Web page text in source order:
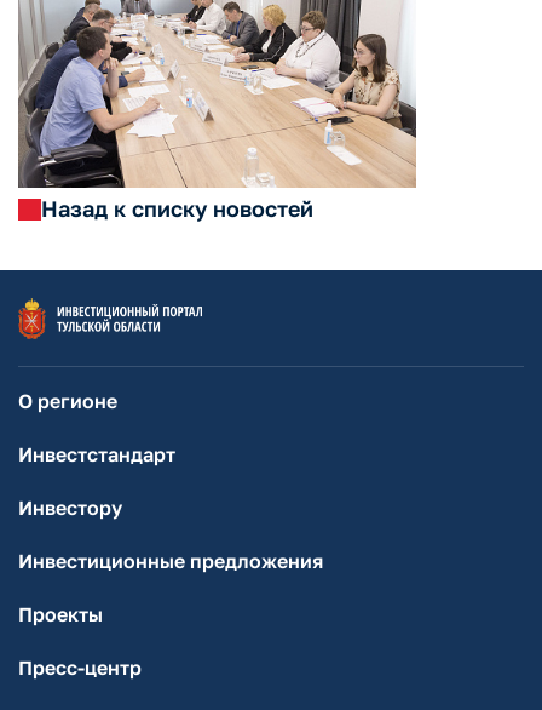
Назад к списку новостей
О регионе
Инвестстандарт
Инвестору
Инвестиционные предложения
Проекты
Пресс-центр